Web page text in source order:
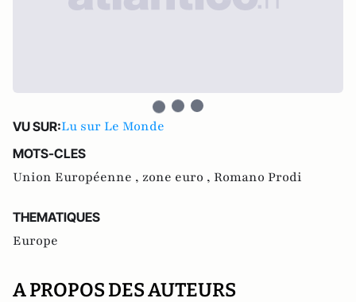
VU SUR:Lu sur Le Monde
MOTS-CLES
Union Européenne , zone euro , Romano Prodi
THEMATIQUES
Europe
A PROPOS DES AUTEURS